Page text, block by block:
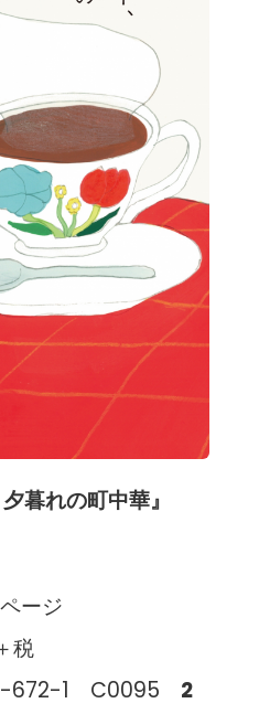
暮れの町中華』
ージ
税
672-1 C0095 2